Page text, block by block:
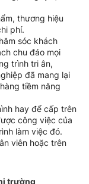
thương hiệu
phí.
sóc khách
chu đáo mọi
trình tri ân,
đã mang lại
tiềm năng
hay để cấp trên
công việc của
làm việc đó.
viên hoặc trên
trường